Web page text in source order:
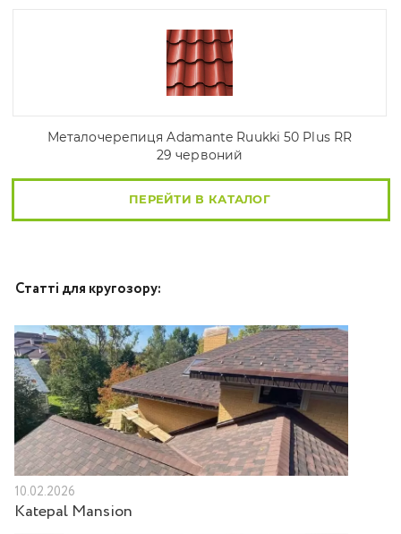
Металочерепиця Adamante Ruukki 50 Plus RR
29 червоний
ПЕРЕЙТИ В КАТАЛОГ
Статті для кругозору:
10.02.2026
Katepal Mansion